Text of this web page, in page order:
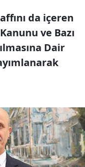
da içeren
ve Bazı
Dair